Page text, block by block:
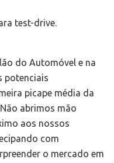
test-drive.
do Automóvel e na
potenciais
picape média da
abrimos mão
aos nossos
com
o mercado em